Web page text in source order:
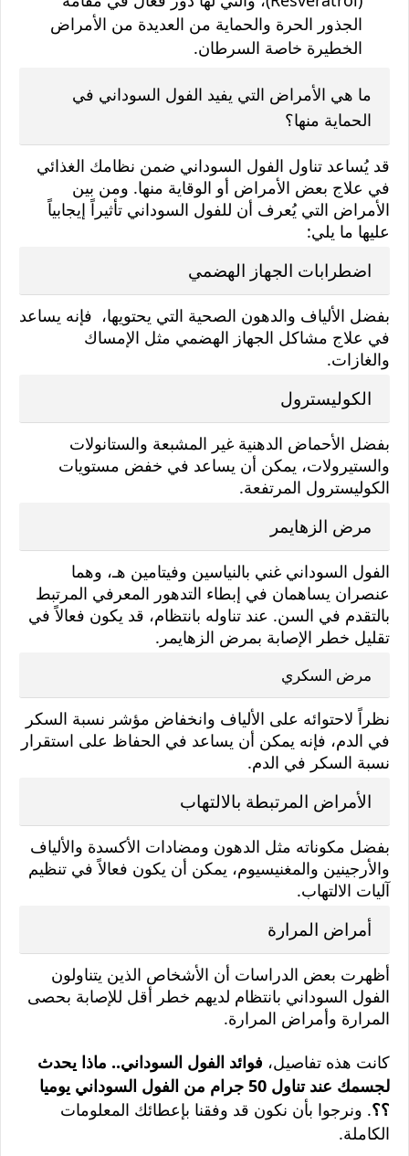
الجذور الحرة والحماية من العديدة من الأمراض
الخطيرة خاصة السرطان.
ما هي الأمراض التي يفيد الفول السوداني في
الحماية منها؟
قد يُساعد تناول الفول السوداني ضمن نظامك الغذائي
في علاج بعض الأمراض أو الوقاية منها. ومن بين
الأمراض التي يُعرف أن للفول السوداني تأثيراً إيجابياً
عليها ما يلي:
اضطرابات الجهاز الهضمي
بفضل الألياف والدهون الصحية التي يحتويها، فإنه يساعد
في علاج مشاكل الجهاز الهضمي مثل الإمساك
والغازات.
الكوليسترول
بفضل الأحماض الدهنية غير المشبعة والستانولات
والستيرولات، يمكن أن يساعد في خفض مستويات
الكوليسترول المرتفعة.
مرض الزهايمر
الفول السوداني غني بالنياسين وفيتامين هـ، وهما
عنصران يساهمان في إبطاء التدهور المعرفي المرتبط
بالتقدم في السن. عند تناوله بانتظام، قد يكون فعالاً في
تقليل خطر الإصابة بمرض الزهايمر.
مرض السكري
نظراً لاحتوائه على الألياف وانخفاض مؤشر نسبة السكر
في الدم، فإنه يمكن أن يساعد في الحفاظ على استقرار
نسبة السكر في الدم.
الأمراض المرتبطة بالالتهاب
بفضل مكوناته مثل الدهون ومضادات الأكسدة والألياف
والأرجينين والمغنيسيوم، يمكن أن يكون فعالاً في تنظيم
آليات الالتهاب.
أمراض المرارة
أظهرت بعض الدراسات أن الأشخاص الذين يتناولون
الفول السوداني بانتظام لديهم خطر أقل للإصابة بحصى
المرارة وأمراض المرارة.
كانت هذه تفاصيل، فوائد الفول السوداني.. ماذا يحدث
لجسمك عند تناول 50 جرام من الفول السوداني يوميا
؟؟. ونرجوا بأن نكون قد وفقنا بإعطائك المعلومات
الكاملة.